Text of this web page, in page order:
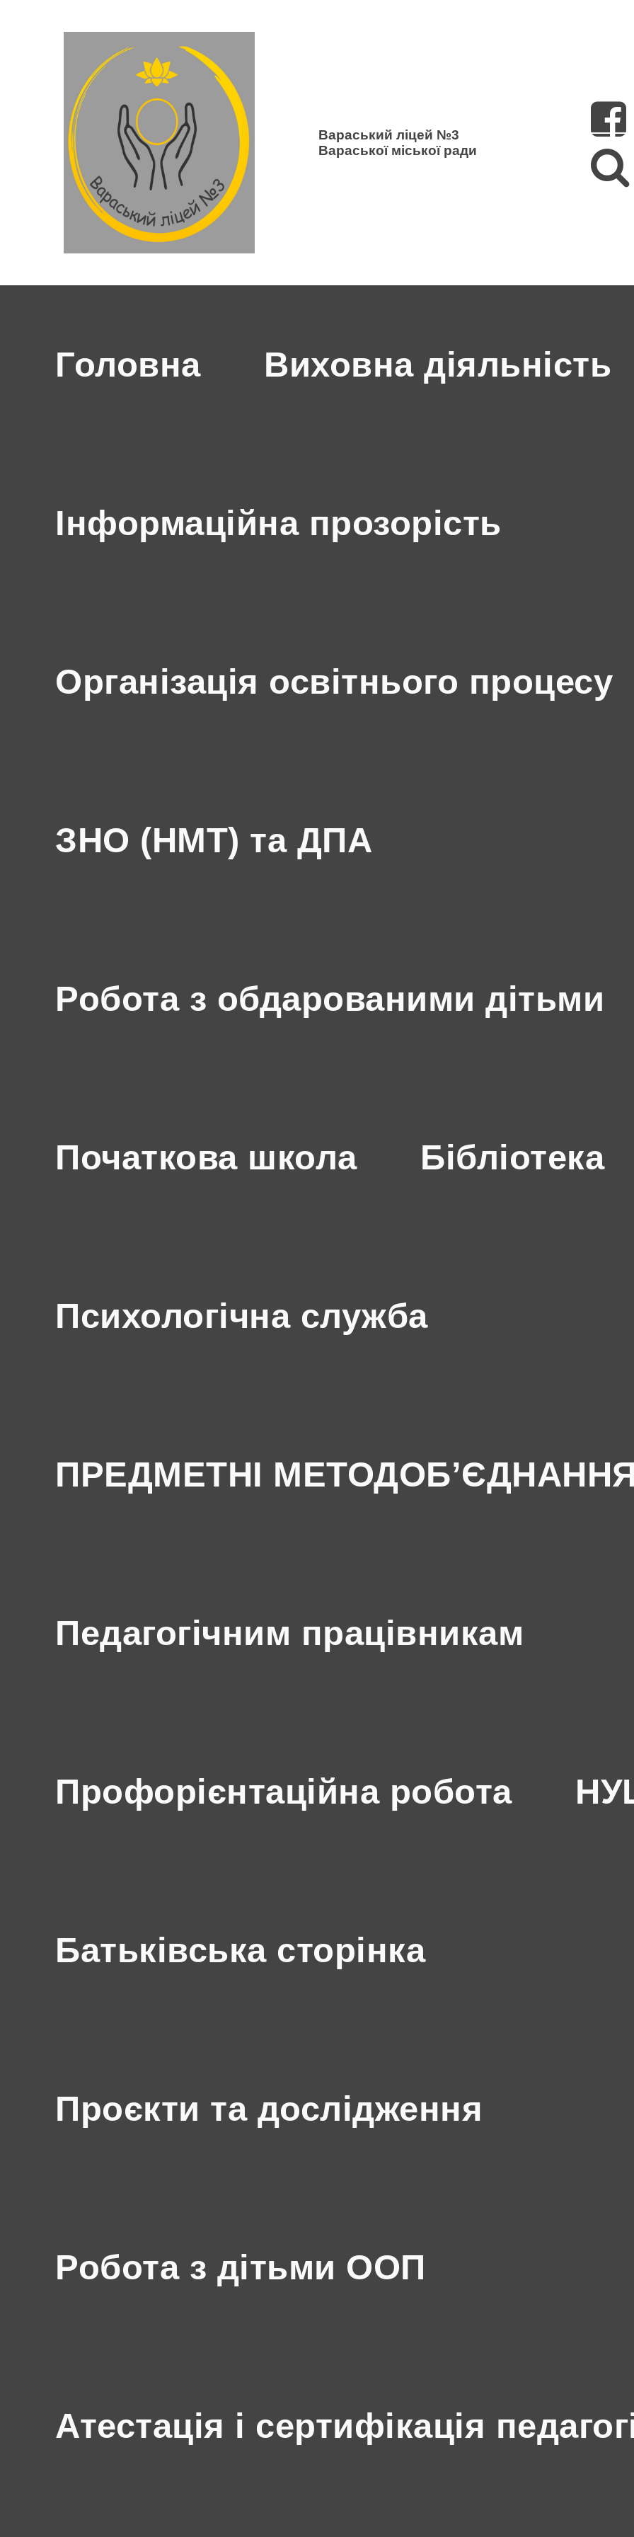
Вараський ліцей №3
Вараської міської ради
Головна Виховна діяльність
Інформаційна прозорість
Організація освітнього процесу
ЗНО (НМТ) та ДПА
Робота з обдарованими дітьми
Початкова школа Бібліотека
Психологічна служба
ПРЕДМЕТНІ
Педагогічним працівникам
Профорієнтаційна робота
Батьківська сторінка
Проєкти та дослідження
Робота з дітьми ООП
Атестація і сертифікація